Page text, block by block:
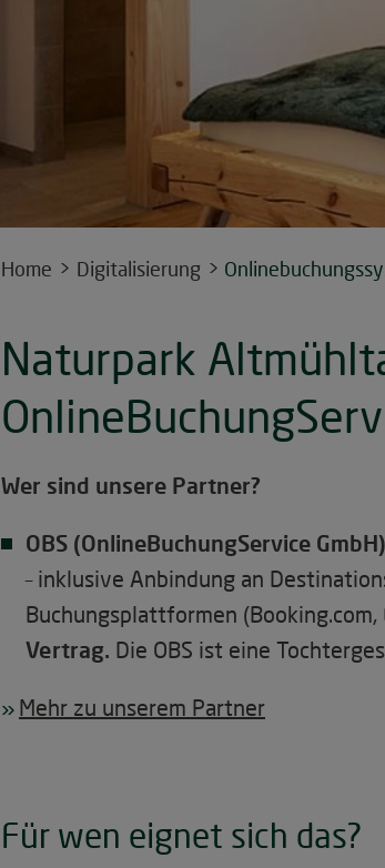
Home Digitalisierung
Naturpark
Wer sind unsere Partner?
OBS (OnlineBuchungService GmbH)
– inklusive Anbindung an
Buchungsplattformen (Booking.com,
Vertrag. Die OBS ist eine
Mehr zu unserem Partner
Für wen eignet sich das?